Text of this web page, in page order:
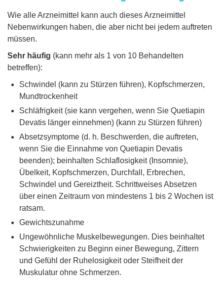
Wie alle Arzneimittel kann auch dieses Arzneimittel
Nebenwirkungen haben, die aber nicht bei jedem auftreten
müssen.
Sehr häufig (kann mehr als 1 von 10 Behandelten
betreffen):
Schwindel (kann zu Stürzen führen), Kopfschmerzen,
Mundtrockenheit
Schläfrigkeit (sie kann vergehen, wenn Sie Quetiapin
Devatis länger einnehmen) (kann zu Stürzen führen)
Absetzsymptome (d. h. Beschwerden, die auftreten,
wenn Sie die Einnahme von Quetiapin Devatis
beenden); beinhalten Schlaflosigkeit (Insomnie),
Übelkeit, Kopfschmerzen, Durchfall, Erbrechen,
Schwindel und Gereiztheit. Schrittweises Absetzen
über einen Zeitraum von mindestens 1 bis 2 Wochen ist
ratsam.
Gewichtszunahme
Ungewöhnliche Muskelbewegungen. Dies beinhaltet
Schwierigkeiten zu Beginn einer Bewegung, Zittern
und Gefühl der Ruhelosigkeit oder Steifheit der
Muskulatur ohne Schmerzen.